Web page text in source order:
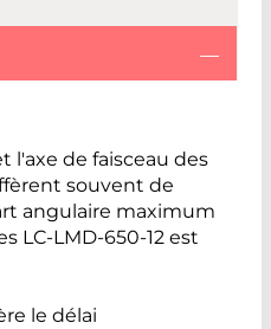
l'axe de faisceau des
souvent de
angulaire maximum
LC-LMD-650-12 est
le délai